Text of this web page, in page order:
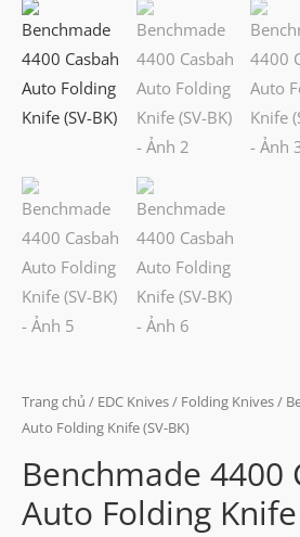
Trang chủ / EDC Knives/ Folding Knives/
Auto Folding Knife (SV-BK)
Benchmade 4400
Auto Folding Knife